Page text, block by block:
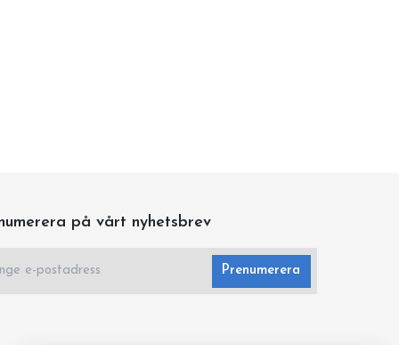
på vårt nyhetsbrev
Prenumerera